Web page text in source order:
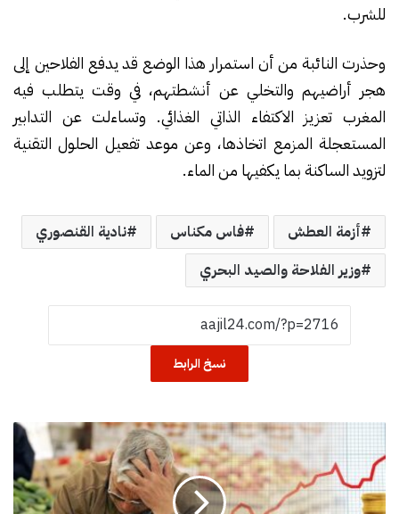
للشرب.
وحذرت النائبة من أن استمرار هذا الوضع قد يدفع الفلاحين إلى
هجر أراضيهم والتخلي عن أنشطتهم، في وقت يتطلب فيه
المغرب تعزيز الاكتفاء الذاتي الغذائي. وتساءلت عن التدابير
المستعجلة المزمع اتخاذها، وعن موعد تفعيل الحلول التقنية
لتزويد الساكنة بما يكفيها من الماء.
أزمة العطش فاس مكناس
نادية القنصوري
وزير الفلاحة والصيد البحري
نسخ الرابط
ل
ا
ء
ا